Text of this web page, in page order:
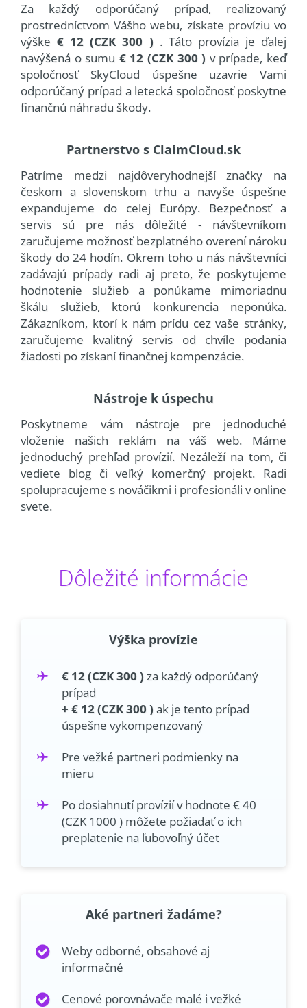
Za každý odporúčaný prípad, realizovaný
prostredníctvom Vášho webu, získate províziu vo
výške€ 12 (CZK 300 ) . Táto provízia je ďalej
navýšená o sumu € 12 (CZK 300 ) v prípade, keď
spoločnosť SkyCloud úspešne uzavrie Vami
odporúčaný prípad a letecká spoločnosť poskytne
finančnú náhradu škody.
Partnerstvo s ClaimCloud.sk
Patríme medzi najdôveryhodnejší značky na
českom a slovenskom trhu a navyše úspešne
expandujeme do celej Európy. Bezpečnosť a
servis sú pre nás dôležité - návštevníkom
zaručujeme možnosť bezplatného overení nároku
škody do 24 hodín. Okrem toho u nás návštevníci
zadávajú prípady radi aj preto, že poskytujeme
hodnotenie služieb a ponúkame mimoriadnu
škálu služieb, ktorú konkurencia neponúka.
Zákazníkom, ktorí k nám prídu cez vaše stránky,
zaručujeme kvalitný servis od chvíle podania
žiadosti po získaní finančnej kompenzácie.
Nástroje k úspechu
Poskytneme vám nástroje pre jednoduché
vloženie našich reklám na váš web. Máme
jednoduchý prehľad provízií. Nezáleží na tom, či
vediete blog či veľký komerčný projekt. Radi
spolupracujeme s nováčikmi i profesionáli v online
svete.
Dôležité informácie
Výška provízie
€ 12 (CZK 300 ) za každý odporúčaný
prípad
+ € 12 (CZK 300 ) ak je tento prípad
úspešne vykompenzovaný
Pre vežké partneri podmienky na
mieru
Po dosiahnutí provízií v hodnote € 40
(CZK 1000 ) môžete požiadať o ich
preplatenie na ľubovoľný účet
Aké partneri žadáme?
Weby odborné, obsahové aj
informačné
Cenové porovnávače malé i vežké